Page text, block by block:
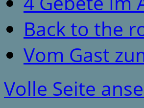
Back to the
Vom Gast
Volle Seite